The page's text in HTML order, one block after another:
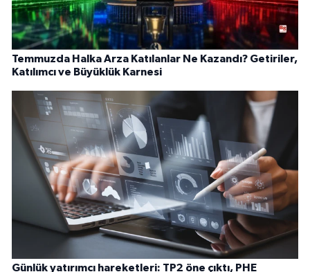
Temmuzda Halka Arza Katılanlar Ne Kazandı? Getiriler,
Katılımcı ve Büyüklük Karnesi
Günlük yatırımcı hareketleri: TP2 öne çıktı, PHE